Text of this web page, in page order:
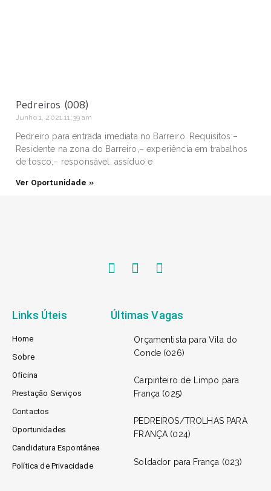
Pedreiros (008)
Junho 1, 202111:39 am
Pedreiro para entrada imediata no Barreiro. Requisitos:–
Residente na zona do Barreiro,– experiência em trabalhos
de tosco,– responsável, assíduo e
Ver Oportunidade »
Links Úteis
Home
Sobre
Oficina
Prestação Serviços
Contactos
Oportunidades
Candidatura Espontânea
Política de Privacidade
Últimas Vagas
Orçamentista para Vila do
Conde (026)
Carpinteiro de Limpo para
França (025)
PEDREIROS/TROLHAS PARA
FRANÇA (024)
Soldador para França (023)